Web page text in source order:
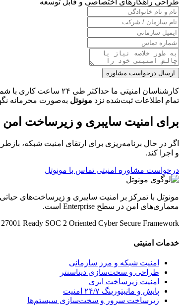
ارسال درخواست مشاوره
کارشناسان امنیتی ما حداکثر طی ۲۴ ساعت کاری با شما تماس خواهند گرفت.
تمام اطلاعات ثبت‌شده نزد مونوتل به‌صورت محرمانه
برای امنیت سایبری و زیرساخت امن
اگر در حال برنامه‌ریزی برای ارتقای امنیت شبکه،
و اجرا کند.
درخواست مشاوره امنیتی تماس با مونوتل
مونوتل با تمرکز بر امنیت سایبری و زیرساخت‌های
معماری‌های امن در سطح Enterprise است.
Ready SOC 2 Oriented Cyber Secure Framework
خدمات امنیتی
امنیت شبکه و مرز سازمانی
طراحی و سخت‌سازی دیتاسنتر
امنیت زیرساخت ابری
پایش و مانیتورینگ ۲۴/۷ امنیت
زیرساخت سرور و سخت‌سازی سیستم‌ها